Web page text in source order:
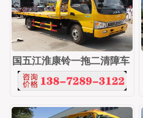
国五江淮康铃一拖二清障车